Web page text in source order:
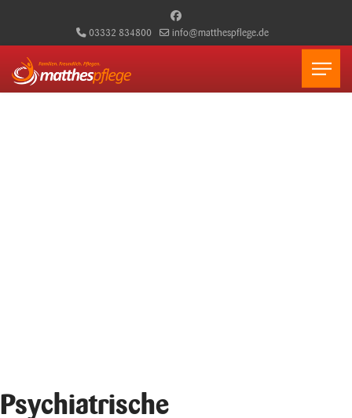
03332 834800 info@matthespflege.de
Psychiatrische